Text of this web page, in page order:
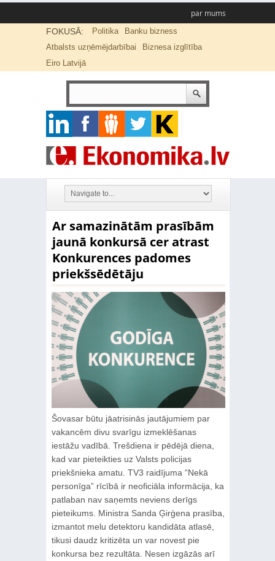
par mums
FOKUSĀ: Politika
Banku bizness
Atbalsts uzņēmējdarbībai
Biznesa izglītība
Eiro Latvijā
Ar samazinātām prasībām
jaunā konkursā cer atrast
Konkurences padomes
priekšsēdētāju
Šovasar būtu jāatrisinās jautājumiem par
vakancēm divu svarīgu izmeklēšanas
iestāžu vadībā. Trešdiena ir pēdējā diena,
kad var pieteikties uz Valsts policijas
priekšnieka amatu. TV3 raidījuma “Nekā
personīga” rīcībā ir neoficiāla informācija, ka
patlaban nav saņemts neviens derīgs
pieteikums. Ministra Sanda Ģirģena prasība,
izmantot melu detektoru kandidāta atlasē,
tikusi daudz kritizēta un var novest pie
konkursa bez rezultāta. Nesen izgāzās arī